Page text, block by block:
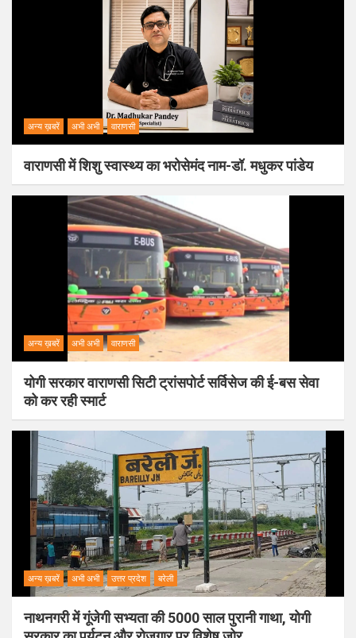
अन्य ख़बरें अभी अभी वाराणसी
वाराणसी में शिशु स्वास्थ्य का भरोसेमंद नाम-डॉ. मधुकर पांडेय
अन्य ख़बरें अभी अभी वाराणसी
योगी सरकार वाराणसी सिटी ट्रांसपोर्ट सर्विसेज की ई-बस सेवा
को कर रही स्मार्ट
अन्य ख़बरें अभी अभी उत्तर प्रदेश बरेली
नाथनगरी में गूंजेगी सभ्यता की 5000 साल पुरानी गाथा, योगी